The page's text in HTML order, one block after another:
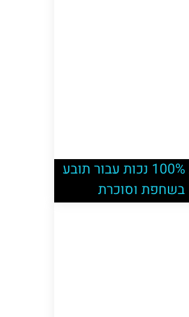
אישור זכאות 100% נכות עבור תובע
בשחפת וסוכרת